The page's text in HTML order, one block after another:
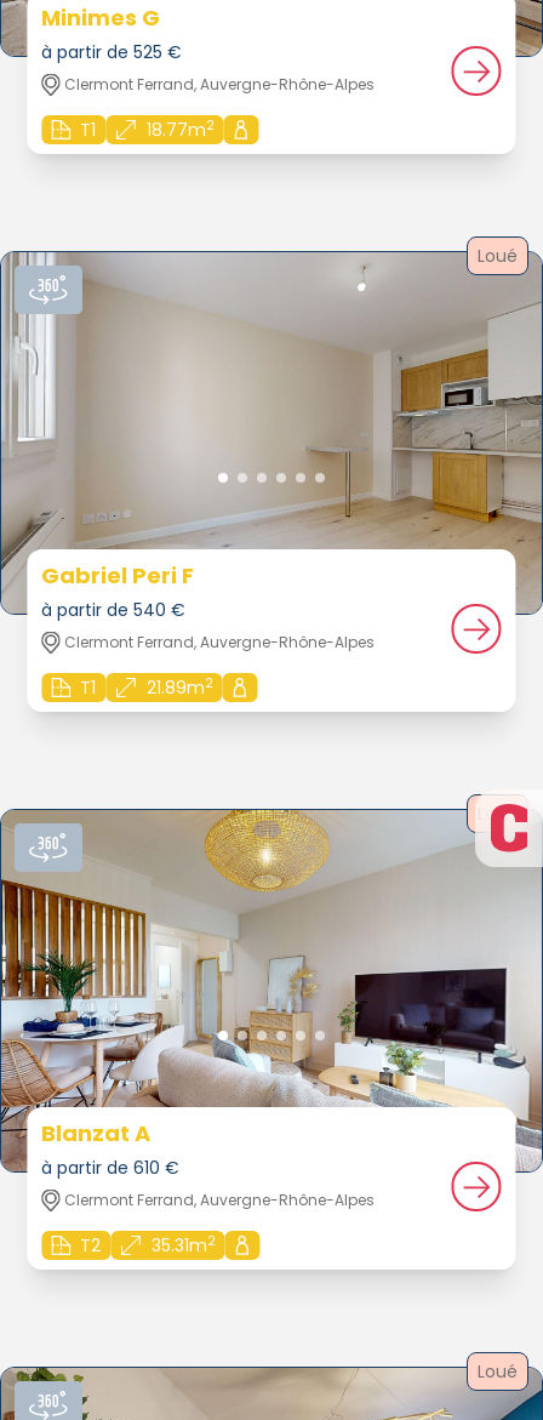
Minimes G
à partir de 525 €
Clermont Ferrand, Auvergne-Rhône-Alpes
T1 18.77m2
Loué
Gabriel Peri F
à partir de 540 €
Clermont Ferrand, Auvergne-Rhône-Alpes
T1 21.89m2
Loué
Blanzat A
à partir de 610 €
Clermont Ferrand, Auvergne-Rhône-Alpes
T2 35.31m2
Loué